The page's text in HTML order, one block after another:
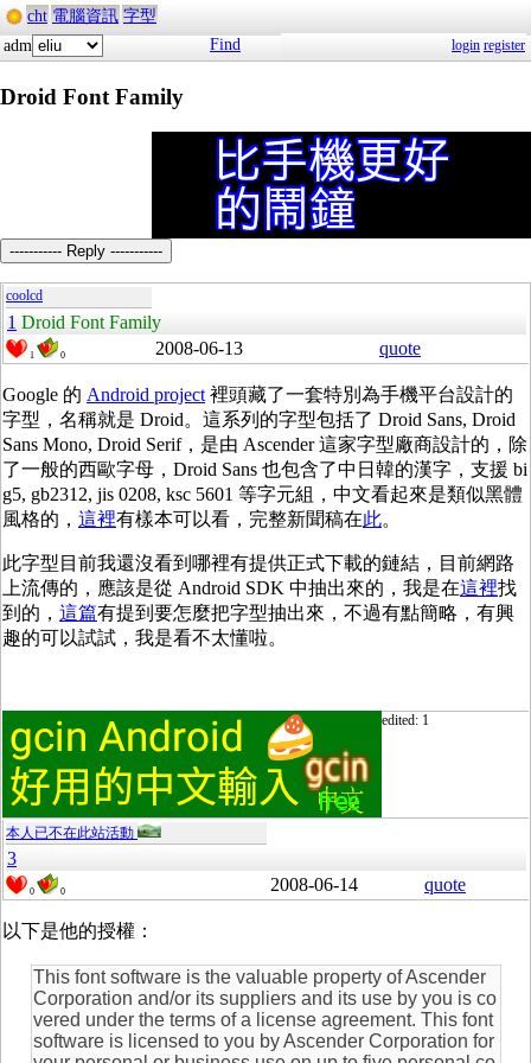
cht 電腦資訊 字型
adm
Find login register
Droid Font Family
----------- Reply -----------
coolcd
1 Droid Font Family
1 0 2008-06-13 quote
Google 的 Android project 裡頭藏了一套特別為手機平台設計的
字型，名稱就是 Droid。這系列的字型包括了 Droid Sans, Droid
Sans Mono, Droid Serif，是由 Ascender這家字型廠商設計的，除
了一般的西歐字母， Droid Sans 也包含了中日韓的漢字，支援 bi
g5, gb2312, jis 0208, ksc 5601 等字元組，中文看起來是類似黑體
風格的， 這裡有樣本可以看，完整新聞稿在此。
此字型目前我還沒看到哪裡有提供正式下載的鏈結，目前網路
上流傳的，應該是從 Android SDK 中抽出來的，我是在這裡找
到的， 這篇有提到要怎麼把字型抽出來，不過有點簡略，有興
趣的可以試試，我是看不太懂啦。
edited: 1
本人已不在此站活動
3
0 0 2008-06-14 quote
以下是他的授權：
This font software is the valuable property of Ascender
Corporation and/or its suppliers and its use by you is co
vered under the terms of a license agreement. This font
software is licensed to you by Ascender Corporation for